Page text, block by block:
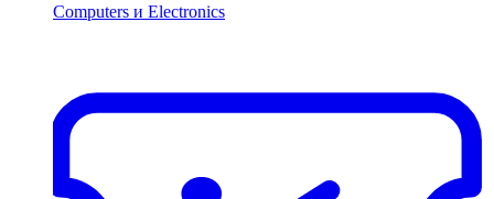
Computers и Electronics